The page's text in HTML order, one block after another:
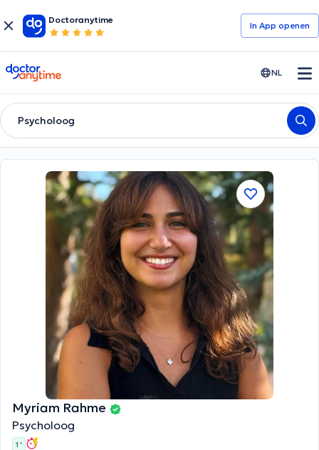
Doctoranytime
In App openen
doctoranytime NL
Psycholoog
Myriam Rahme
Psycholoog
1 '